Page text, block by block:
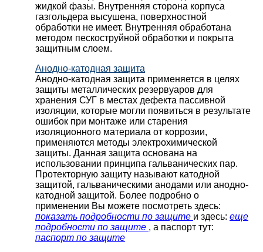
жидкой фазы. Внутренняя сторона корпуса
газгольдера высушена, поверхностной
обработки не имеет. Внутренняя обработана
методом пескоструйной обработки и покрыта
защитным слоем.
Анодно-катодная защита
Анодно-катодная защита применяется в целях
защиты металлических резервуаров для
хранения СУГ в местах дефекта пассивной
изоляции, которые могли появиться в результате
ошибок при монтаже или старения
изоляционного материала от коррозии,
применяются методы электрохимической
защиты. Данная защита основана на
использовании принципа гальванических пар.
Протекторную защиту называют катодной
защитой, гальваническими анодами или анодно-
катодной защитой. Более подробно о
применении Вы можете посмотреть здесь:
показать подробности по защите и здесь: еще
подробности по защите , а паспорт тут:
паспорт по защите